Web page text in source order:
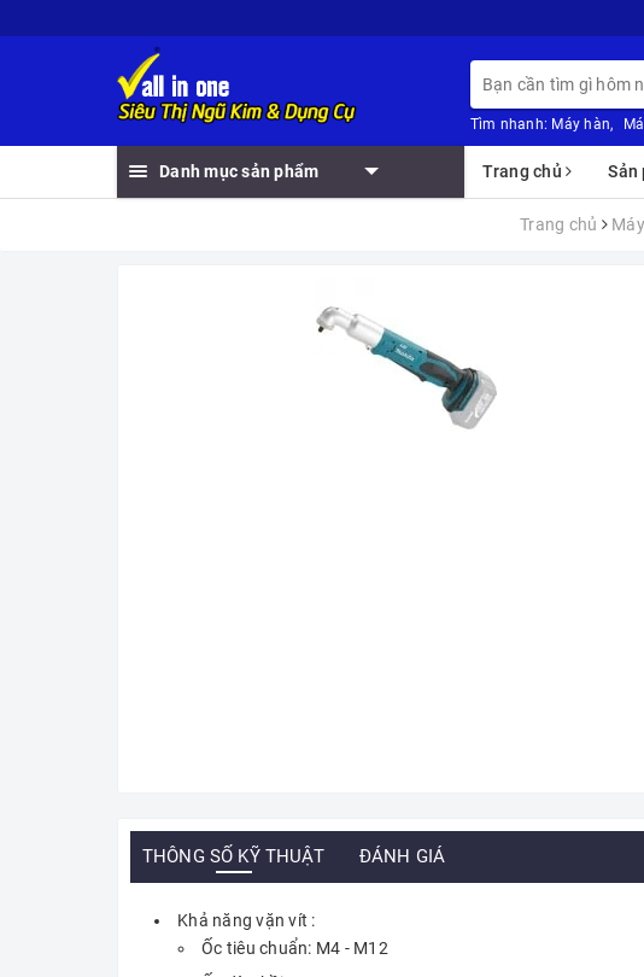
Tìm nhanh: Máy hàn,
Danh mục sản phẩm Trang chủ Sản
Trang chủ
THÔNG SỐ KỸ THUẬT ĐÁNH GIÁ
Khả năng vặn vít :
Ốc tiêu chuẩn: M4 - M12